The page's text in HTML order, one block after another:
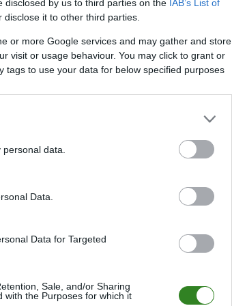
disclosed by us to third parties on the IAB’s List of
disclose it to other third parties.
or more Google services and may gather and store
visit or usage behaviour. You may click to grant or
tags to use your data for below specified purposes
data.
Data.
Data for Targeted
Sale, and/or Sharing
with the Purposes for which it
2
1
34 62-45
56-41
34 14 51-45
42-37
34 46 12 10 34-38